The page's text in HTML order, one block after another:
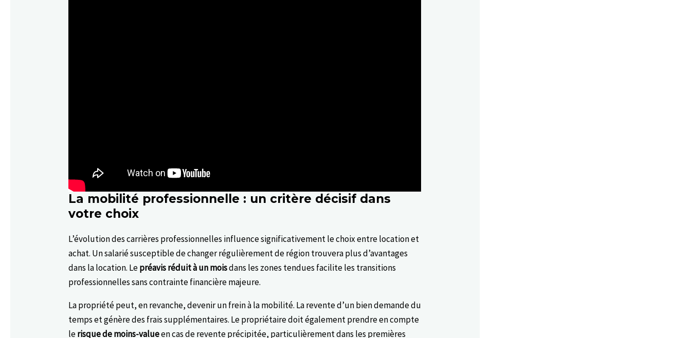
La mobilité professionnelle : un critère décisif dans
votre choix
L’évolution des carrières professionnelles influence significativement le choix entre location et
achat. Un salarié susceptible de changer régulièrement de région trouvera plus d’avantages
dans la location. Lepréavis réduit à un moisdans les zones tendues facilite les transitions
professionnelles sans contrainte financière majeure.
La propriété peut, en revanche, devenir un frein à la mobilité. La revente d’un bien demande du
temps et génère des frais supplémentaires. Le propriétaire doit également prendre en compte
lerisque de moins-valueen cas de revente précipitée, particulièrement dans les premières